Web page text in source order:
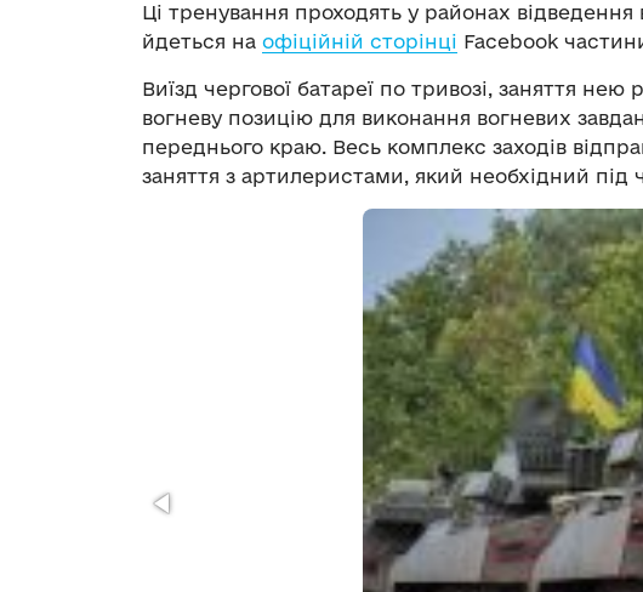
Ці тренування проходять у районах
йдеться на офіційній сторінці Facebook
Виїзд чергової батареї по тривозі, заняття
вогневу позицію для виконання вогневих
переднього краю. Весь комплекс заходів
заняття з артилеристами, який необхідний під